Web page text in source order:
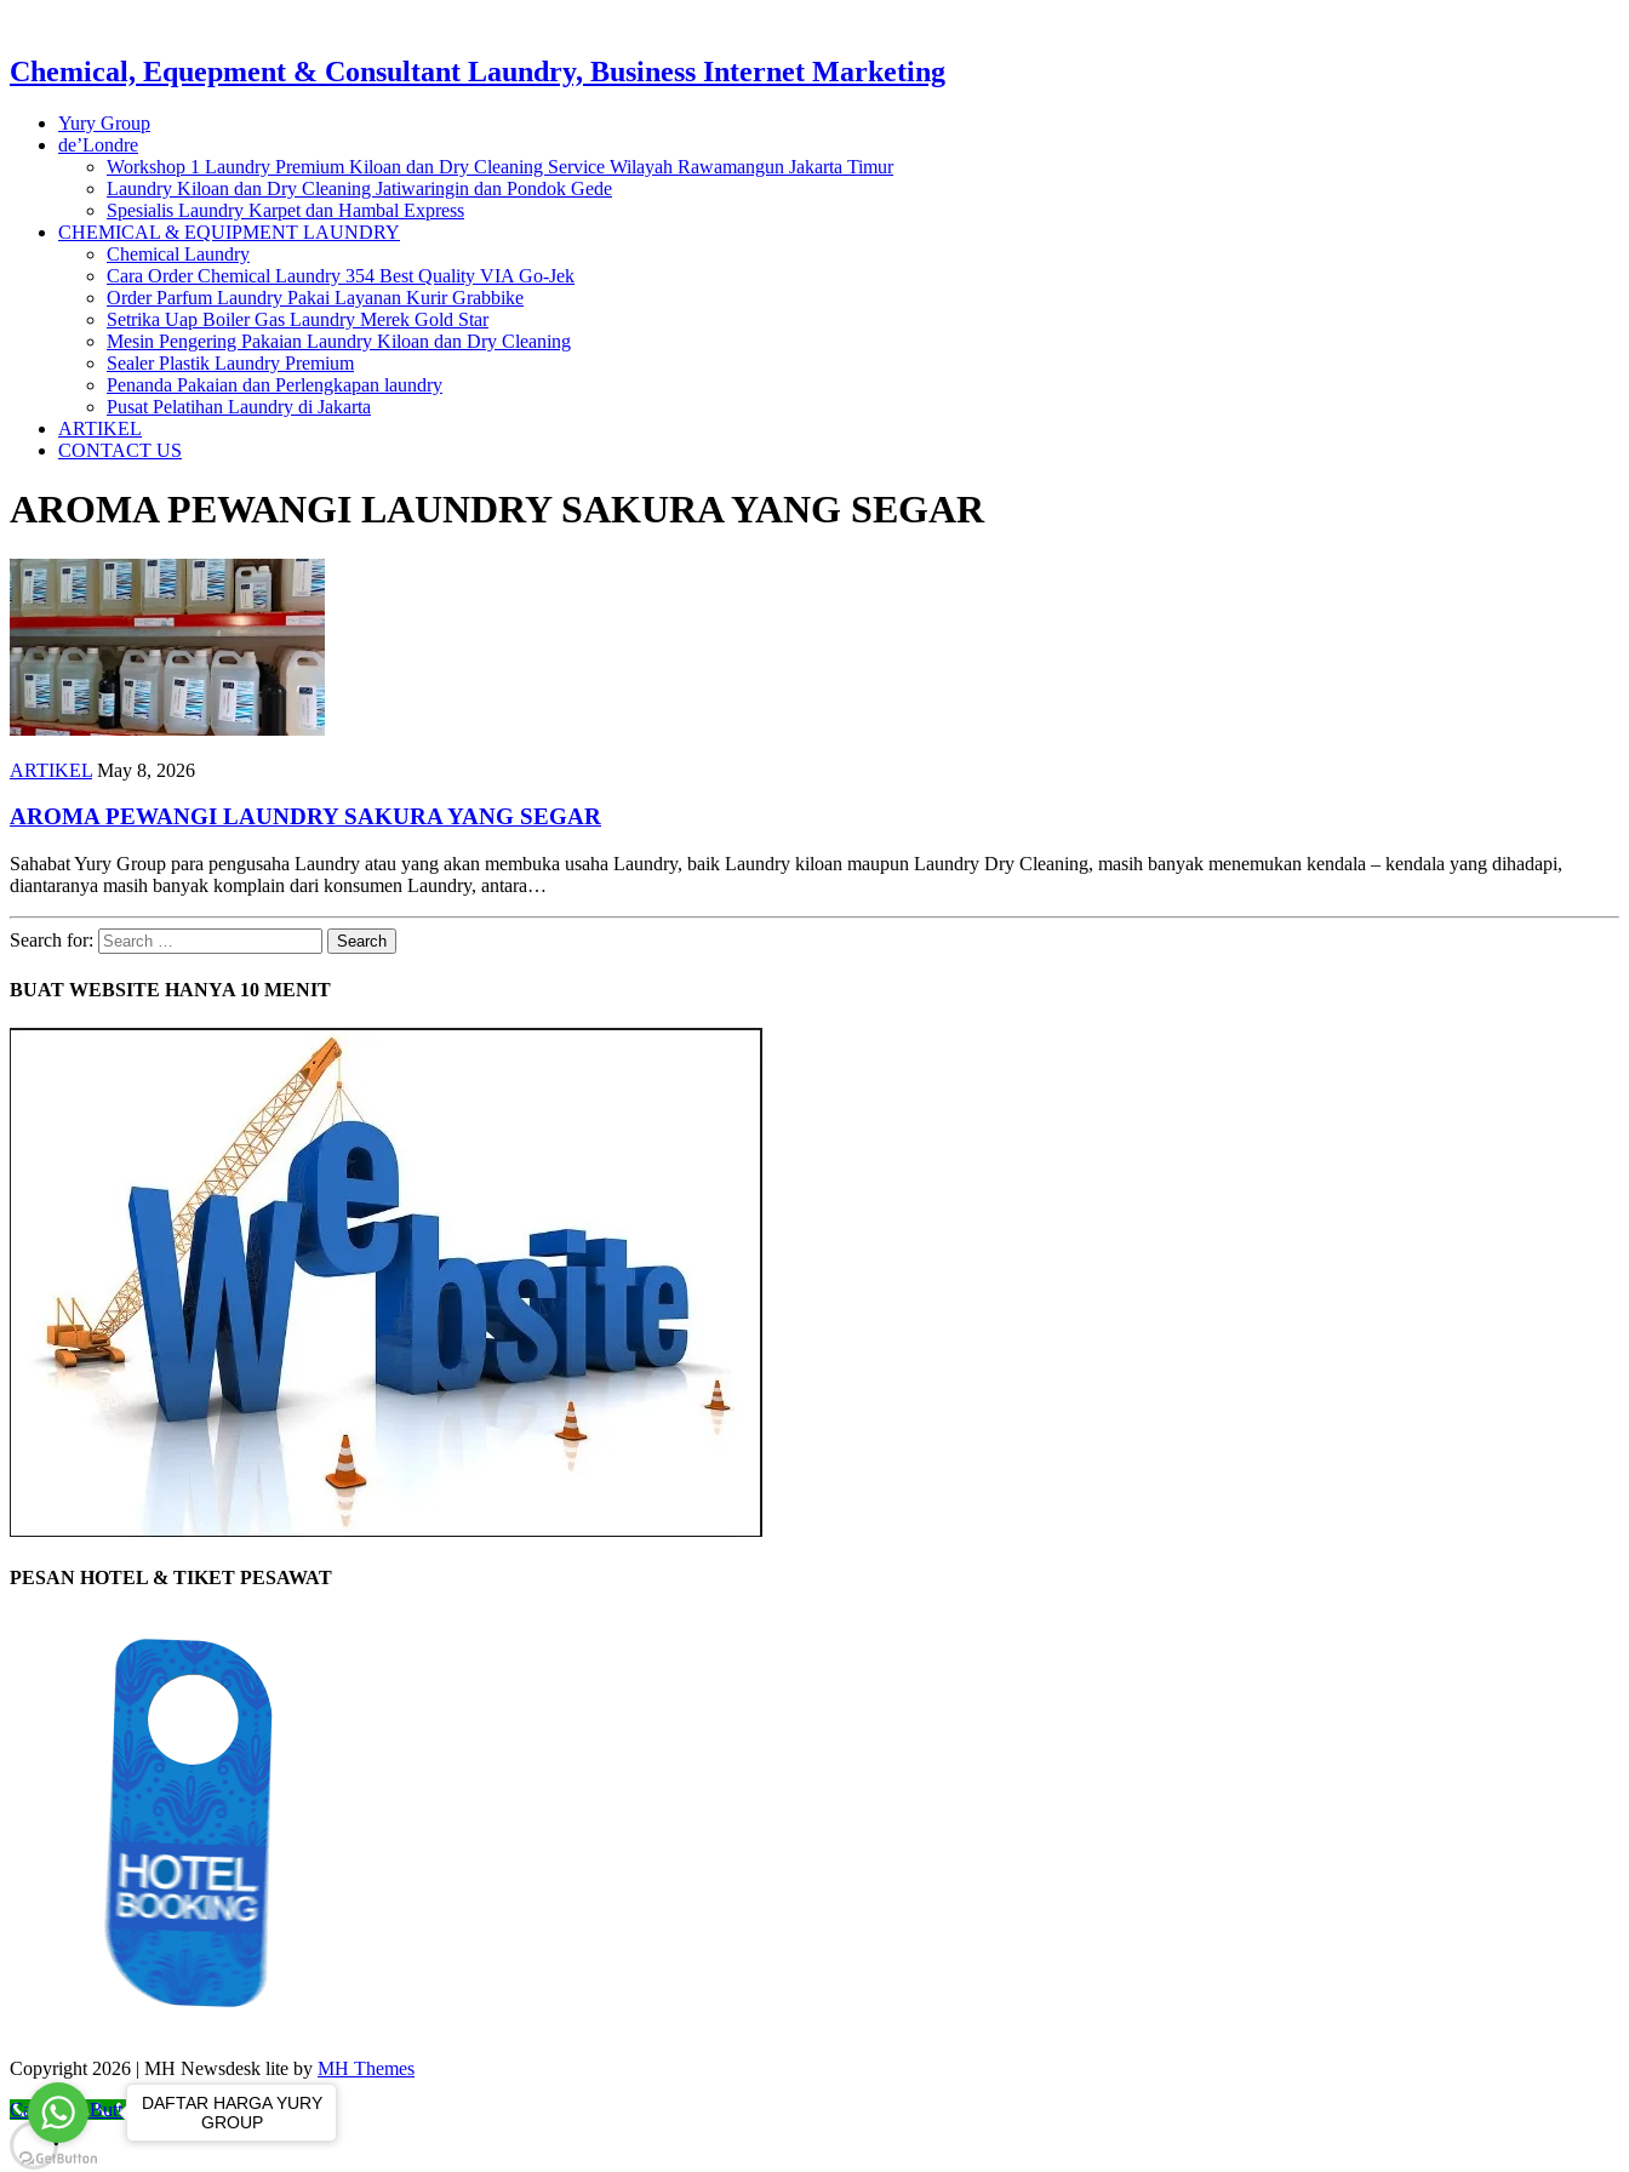
Chemical, Equepment & Consultant Laundry, Business Internet Marketing
Yury Group
de’Londre
Workshop 1 Laundry Premium Kiloan dan Dry Cleaning Service Wilayah Rawamangun Jakarta Timur
Laundry Kiloan dan Dry Cleaning Jatiwaringin dan Pondok Gede
Spesialis Laundry Karpet dan Hambal Express
CHEMICAL & EQUIPMENT LAUNDRY
Chemical Laundry
Cara Order Chemical Laundry 354 Best Quality VIA Go-Jek
Order Parfum Laundry Pakai Layanan Kurir Grabbike
Setrika Uap Boiler Gas Laundry Merek Gold Star
Mesin Pengering Pakaian Laundry Kiloan dan Dry Cleaning
Sealer Plastik Laundry Premium
Penanda Pakaian dan Perlengkapan laundry
Pusat Pelatihan Laundry di Jakarta
ARTIKEL
CONTACT US
AROMA PEWANGI LAUNDRY SAKURA YANG SEGAR
ARTIKEL May 8, 2026
AROMA PEWANGI LAUNDRY SAKURA YANG SEGAR
Sahabat Yury Group para pengusaha Laundry atau yang akan membuka usaha Laundry, baik Laundry kiloan maupun Laundry Dry Cleaning, masih banyak menemukan kendala – kendala yang dihadapi,
diantaranya masih banyak komplain dari konsumen Laundry, antara…
Search for:
BUAT WEBSITE HANYA 10 MENIT
PESAN HOTEL & TIKET PESAWAT
Copyright 2026 | MH Newsdesk lite by MH Themes
Call Now Button DAFTAR HARGA YURY
GROUP